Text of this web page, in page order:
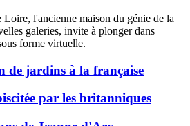
l'ancienne maison du génie de la
galeries, invite à plonger dans
forme virtuelle.
de jardins à la française
par les britanniques